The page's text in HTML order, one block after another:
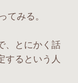
みる。
、とにかく話
するという人